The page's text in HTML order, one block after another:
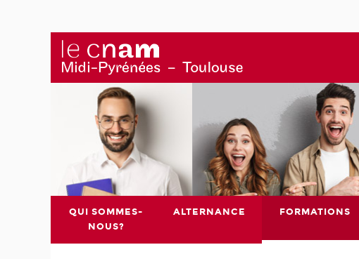
QUI SOMMES-
NOUS?
ALTERNANCE FORMATIONS